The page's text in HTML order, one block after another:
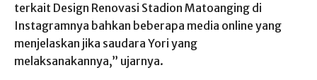
terkait Design Renovasi Stadion Matoanging di
Instagramnya bahkan beberapa media online yang
menjelaskan jika saudara Yori yang
melaksanakannya,” ujarnya.